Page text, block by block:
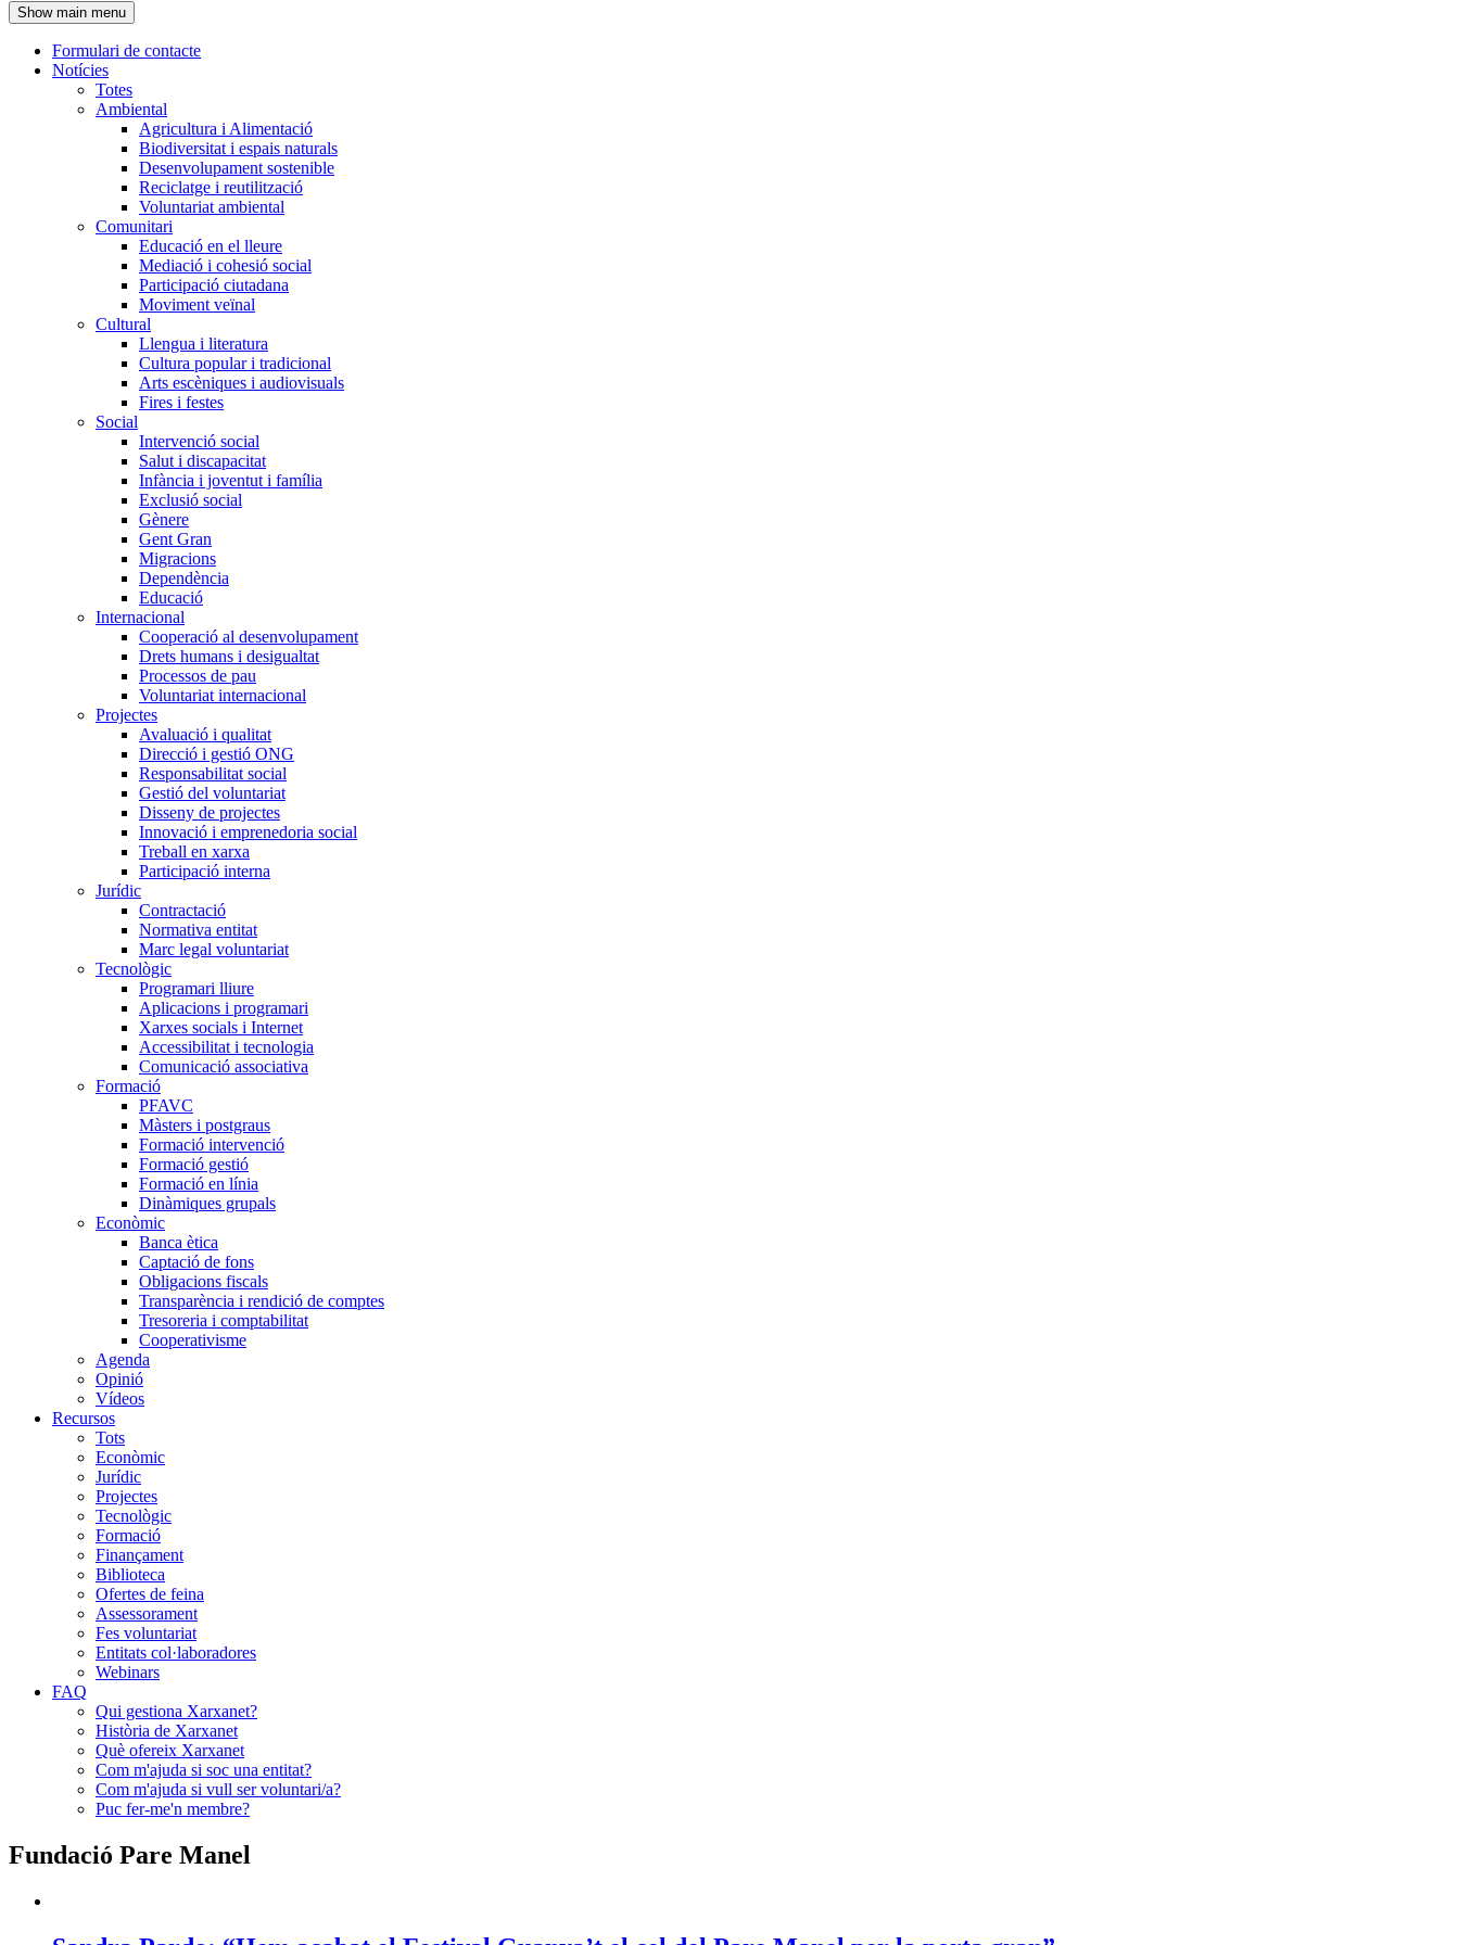
l'encapçalament
Show main menu
Navegació
principal
Formulari de contacte
Notícies
Totes
Ambiental
Agricultura i Alimentació
Biodiversitat i espais naturals
Desenvolupament sostenible
Reciclatge i reutilització
Voluntariat ambiental
Comunitari
Educació en el lleure
Mediació i cohesió social
Participació ciutadana
Moviment veïnal
Cultural
Llengua i literatura
Cultura popular i tradicional
Arts escèniques i audiovisuals
Fires i festes
Social
Intervenció social
Salut i discapacitat
Infància i joventut i família
Exclusió social
Gènere
Gent Gran
Migracions
Dependència
Educació
Internacional
Cooperació al desenvolupament
Drets humans i desigualtat
Processos de pau
Voluntariat internacional
Projectes
Avaluació i qualitat
Direcció i gestió ONG
Responsabilitat social
Gestió del voluntariat
Disseny de projectes
Innovació i emprenedoria social
Treball en xarxa
Participació interna
Jurídic
Contractació
Normativa entitat
Marc legal voluntariat
Tecnològic
Programari lliure
Aplicacions i programari
Xarxes socials i Internet
Accessibilitat i tecnologia
Comunicació associativa
Formació
PFAVC
Màsters i postgraus
Formació intervenció
Formació gestió
Formació en línia
Dinàmiques grupals
Econòmic
Banca ètica
Captació de fons
Obligacions fiscals
Transparència i rendició de comptes
Tresoreria i comptabilitat
Cooperativisme
Agenda
Opinió
Vídeos
Recursos
Tots
Econòmic
Jurídic
Projectes
Tecnològic
Formació
Finançament
Biblioteca
Ofertes de feina
Assessorament
Fes voluntariat
Entitats col·laboradores
Webinars
FAQ
Qui gestiona Xarxanet?
Història de Xarxanet
Què ofereix Xarxanet
Com m'ajuda si soc una entitat?
Com m'ajuda si vull ser voluntari/a?
Puc fer-me'n membre?
Fundació Pare Manel